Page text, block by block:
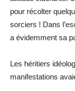
pour récolter
sorciers ! Dans
a évidemment sa
Les héritiers
manifestations